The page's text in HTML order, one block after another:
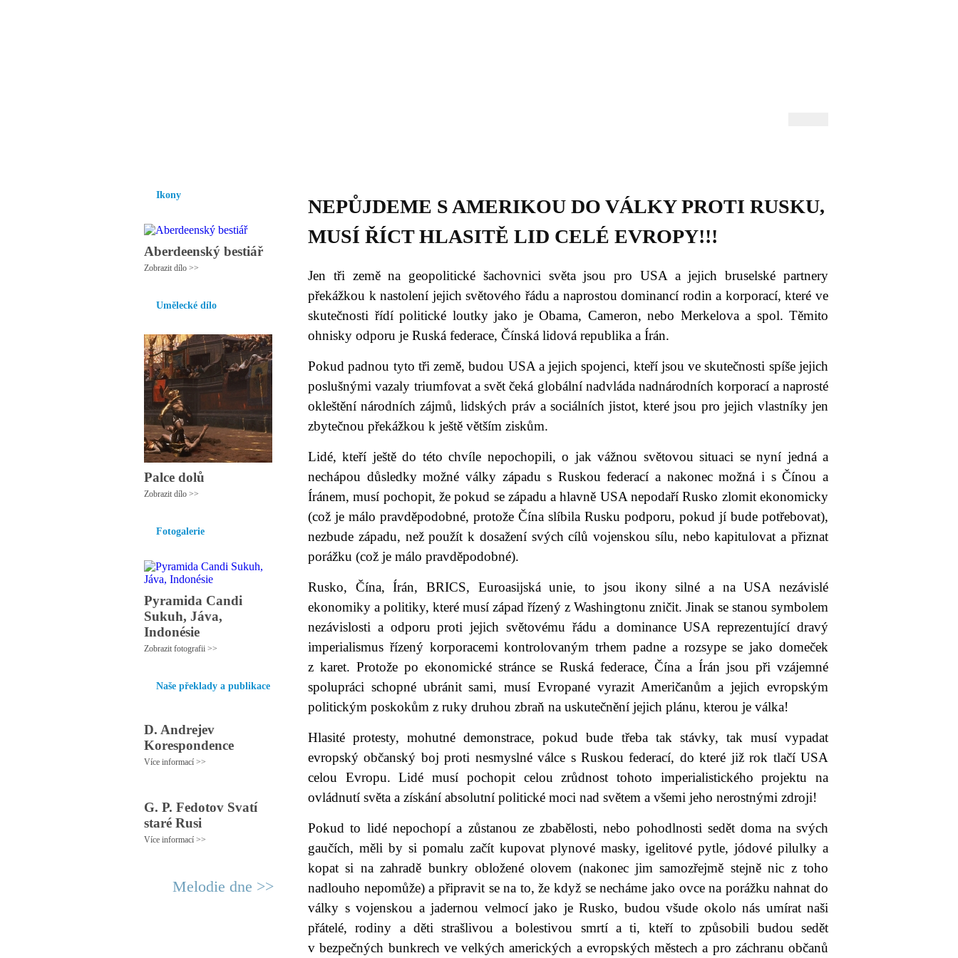
Ikony
Aberdeenský bestiář
Zobrazit dílo >>
Umělecké dílo
Palce dolů
Zobrazit dílo >>
Fotogalerie
Pyramida Candi
Sukuh, Jáva,
Indonésie
Zobrazit fotografii >>
Naše překlady a publikace
D. Andrejev
Korespondence
Více informací >>
G. P. Fedotov Svatí
staré Rusi
Více informací >>
Melodie dne >>
NEPŮJDEME S AMERIKOU DO VÁLKY PROTI RUSKU,
MUSÍ ŘÍCT HLASITĚ LID CELÉ EVROPY!!!
Jen tři země na geopolitické šachovnici světa jsou pro USA a jejich bruselské partnery
překážkou k nastolení jejich světového řádu a naprostou dominancí rodin a korporací, které ve
skutečnosti řídí politické loutky jako je Obama, Cameron, nebo Merkelova a spol. Těmito
ohnisky odporu je Ruská federace, Čínská lidová republika a Írán.
Pokud padnou tyto tři země, budou USA a jejich spojenci, kteří jsou ve skutečnosti spíše jejich
poslušnými vazaly triumfovat a svět čeká globální nadvláda nadnárodních korporací a naprosté
okleštění národních zájmů, lidských práv a sociálních jistot, které jsou pro jejich vlastníky jen
zbytečnou překážkou k ještě větším ziskům.
Lidé, kteří ještě do této chvíle nepochopili, o jak vážnou světovou situaci se nyní jedná a
nechápou důsledky možné války západu s Ruskou federací a nakonec možná i s Čínou a
Íránem, musí pochopit, že pokud se západu a hlavně USA nepodaří Rusko zlomit ekonomicky
(což je málo pravděpodobné, protože Čína slíbila Rusku podporu, pokud jí bude potřebovat),
nezbude západu, než použít k dosažení svých cílů vojenskou sílu, nebo kapitulovat a přiznat
porážku (což je málo pravděpodobné).
Rusko, Čína, Írán, BRICS, Euroasijská unie, to jsou ikony silné a na USA nezávislé
ekonomiky a politiky, které musí západ řízený z Washingtonu zničit. Jinak se stanou symbolem
nezávislosti a odporu proti jejich světovému řádu a dominance USA reprezentující dravý
imperialismus řízený korporacemi kontrolovaným trhem padne a rozsype se jako domeček
z karet. Protože po ekonomické stránce se Ruská federace, Čína a Írán jsou při vzájemné
spolupráci schopné ubránit sami, musí Evropané vyrazit Američanům a jejich evropským
politickým poskokům z ruky druhou zbraň na uskutečnění jejich plánu, kterou je válka!
Hlasité protesty, mohutné demonstrace, pokud bude třeba tak stávky, tak musí vypadat
evropský občanský boj proti nesmyslné válce s Ruskou federací, do které již rok tlačí USA
celou Evropu. Lidé musí pochopit celou zrůdnost tohoto imperialistického projektu na
ovládnutí světa a získání absolutní politické moci nad světem a všemi jeho nerostnými zdroji!
Pokud to lidé nepochopí a zůstanou ze zbabělosti, nebo pohodlnosti sedět doma na svých
gaučích, měli by si pomalu začít kupovat plynové masky, igelitové pytle, jódové pilulky a
kopat si na zahradě bunkry obložené olovem (nakonec jim samozřejmě stejně nic z toho
nadlouho nepomůže) a připravit se na to, že když se necháme jako ovce na porážku nahnat do
války s vojenskou a jadernou velmocí jako je Rusko, budou všude okolo nás umírat naši
přátelé, rodiny a děti strašlivou a bolestivou smrtí a ti, kteří to způsobili budou sedět
v bezpečných bunkrech ve velkých amerických a evropských městech a pro záchranu občanů